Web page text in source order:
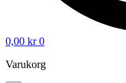
0,00 kr 0
Varukorg